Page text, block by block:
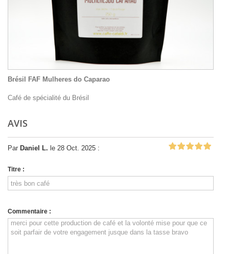
Brésil FAF Mulheres do Caparao
Café de spécialité du Brésil
AVIS
Par Daniel L. le 28 Oct. 2025 :
Titre :
Commentaire :